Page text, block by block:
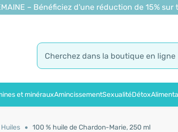
– Bénéficiez d'une réduction de 15%
et minérauxAmincissementSexualitéDétox
Huiles 100 % huile de Chardon-Marie, 250 ml